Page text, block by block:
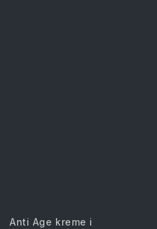
Anti Age kreme i